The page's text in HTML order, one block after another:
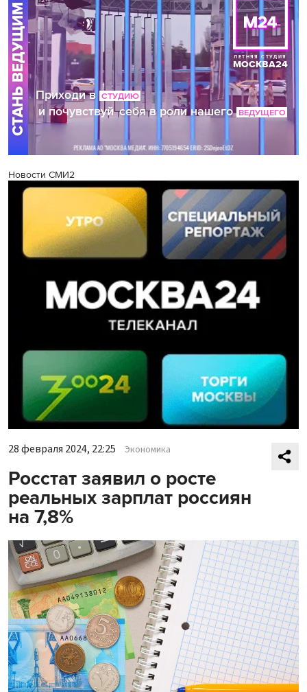
Новости СМИ2
28 февраля 2024, 22:25 Экономика
Росстат заявил о росте
реальных зарплат россиян
на 7,8%